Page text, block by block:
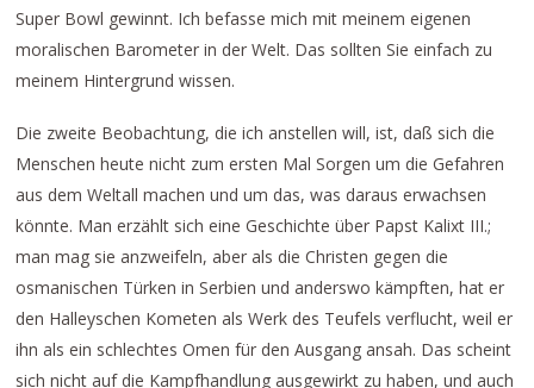
Super Bowl gewinnt. Ich befasse mich mit meinem eigenen
moralischen Barometer in der Welt. Das sollten Sie einfach zu
meinem Hintergrund wissen.
Die zweite Beobachtung, die ich anstellen will, ist, daß sich die
Menschen heute nicht zum ersten Mal Sorgen um die Gefahren
aus dem Weltall machen und um das, was daraus erwachsen
könnte. Man erzählt sich eine Geschichte über Papst Kalixt III.;
man mag sie anzweifeln, aber als die Christen gegen die
osmanischen Türken in Serbien und anderswo kämpften, hat er
den Halleyschen Kometen als Werk des Teufels verflucht, weil er
ihn als ein schlechtes Omen für den Ausgang ansah. Das scheint
sich nicht auf die Kampfhandlung ausgewirkt zu haben, und auch